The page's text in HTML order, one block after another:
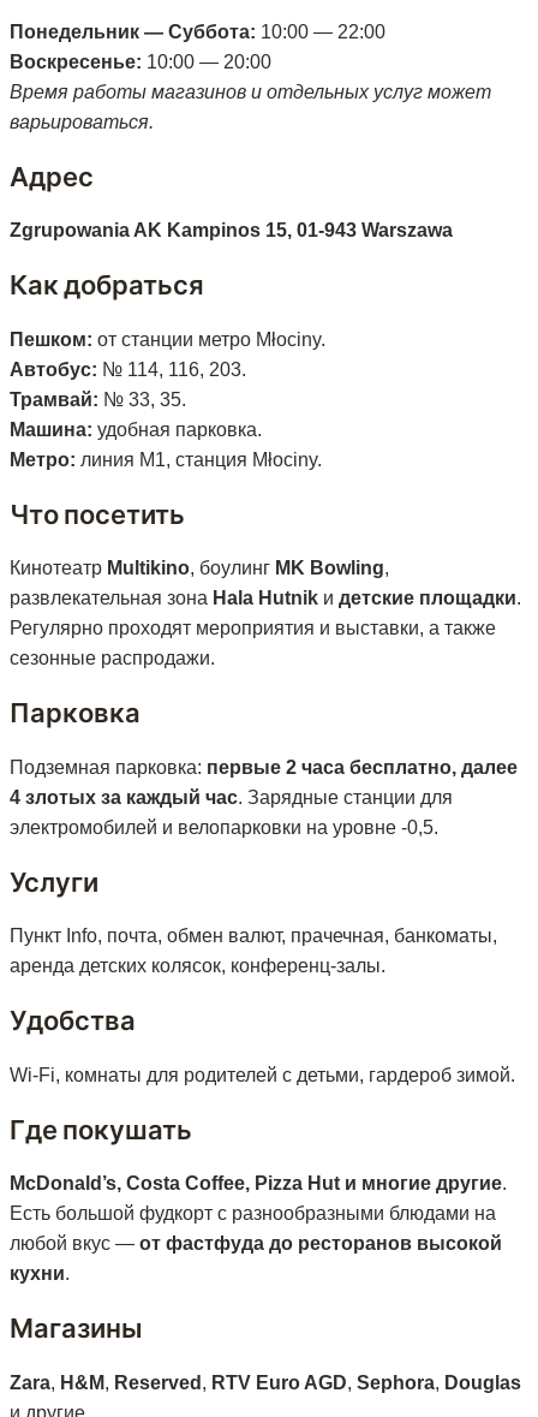
Понедельник — Суббота: 10:00 — 22:00
Воскресенье: 10:00 — 20:00
Время работы магазинов и отдельных услуг может
варьироваться.
Адрес
Zgrupowania AK Kampinos 15, 01-943 Warszawa
Как добраться
Пешком: от станции метро Młociny.
Автобус: № 114, 116, 203.
Трамвай: № 33, 35.
Машина: удобная парковка.
Метро: линия M1, станция Młociny.
Что посетить
Кинотеатр Multikino, боулинг MK Bowling,
развлекательная зона Hala Hutnik и детские площадки.
Регулярно проходят мероприятия и выставки, а также
сезонные распродажи.
Парковка
Подземная парковка: первые 2 часа бесплатно, далее
4 злотых за каждый час. Зарядные станции для
электромобилей и велопарковки на уровне -0,5.
Услуги
Пункт Info, почта, обмен валют, прачечная, банкоматы,
аренда детских колясок, конференц-залы.
Удобства
Wi-Fi, комнаты для родителей с детьми, гардероб зимой.
Где покушать
McDonald’s, Costa Coffee, Pizza Hut и многие другие.
Есть большой фудкорт с разнообразными блюдами на
любой вкус — от фастфуда до ресторанов высокой
кухни.
Магазины
Zara, H&M, Reserved , RTV Euro AGD, Sephora, Douglas
и другие.